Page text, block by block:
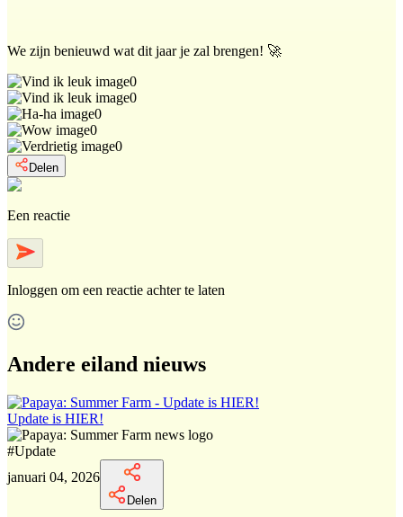
We zijn benieuwd wat dit jaar je zal brengen! 🚀
0
0
0
0
0
Delen
Een reactie
Inloggen om een reactie achter te laten
Andere eiland nieuws
Update is HIER!
#Update
januari 04, 2026
Delen